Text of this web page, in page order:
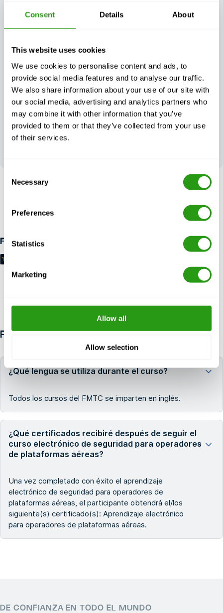
Consent Details About
This website uses cookies
We use cookies to personalise content and ads, to
provide social media features and to analyse our traffic.
We also share information about your use of our site with
our social media, advertising and analytics partners who
may combine it with other information that you’ve
provided to them or that they’ve collected from your use
of their services.
Selection
Necessary
Preferences
Statistics
Marketing
Allow all
Allow selection
Hasta 24 horas de antelación cancelación, sin prepago
Formas de pago
siempre de
Su opinión
contribuye a
PREGUNTAS FRECUENTES
¿Qué lengua se utiliza durante el curso?
Todos los cursos del FMTC se imparten en inglés.
¿Qué certificados recibiré después de seguir el
curso electrónico de seguridad para operadores
de plataformas aéreas?
Una vez completado con éxito el aprendizaje
electrónico de seguridad para operadores de
plataformas aéreas, el participante obtendrá el/los
siguiente(s) certificado(s): Aprendizaje electrónico
para operadores de plataformas aéreas.
DE CONFIANZA EN TODO EL MUNDO